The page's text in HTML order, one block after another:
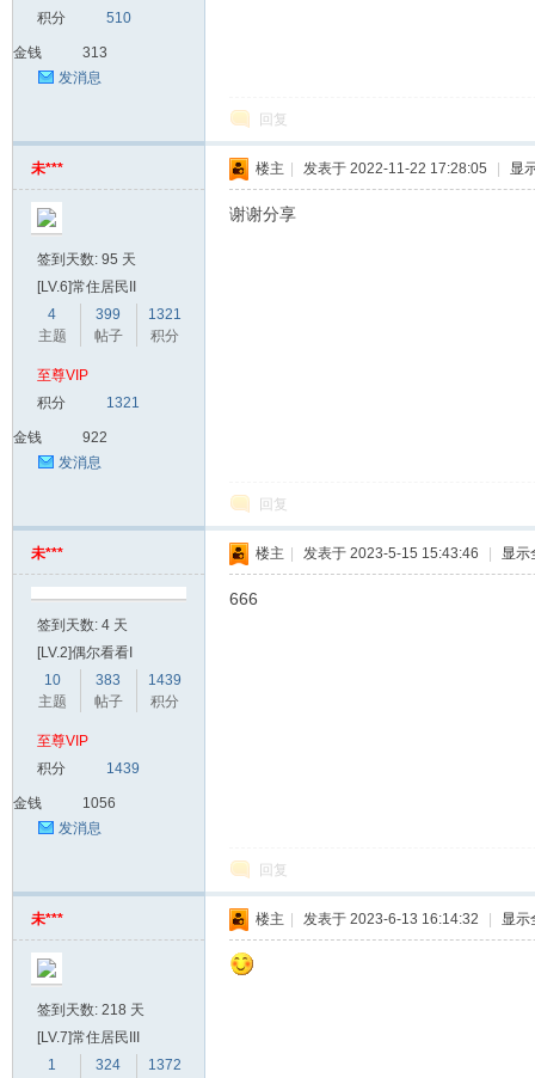
积分
510
金钱
313
发消息
回复
未***
签到天数: 95 天
[LV.6]常住居民II
4
主题
399
帖子
1321
积分
至尊VIP
积分
1321
金钱
922
发消息
楼主 发表于 2022-11-22 17:28:05 显
谢谢分享
回复
未***
签到天数: 4 天
[LV.2]偶尔看看I
10
主题
383
帖子
1439
积分
至尊VIP
积分
1439
金钱
1056
发消息
楼主 发表于 2023-5-15 15:43:46 显示
666
回复
未***
签到天数: 218 天
[LV.7]常住居民III
1
324
1372
楼主 发表于 2023-6-13 16:14:32 显示